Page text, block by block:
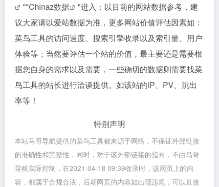
""Chinaz数据
"进入；以目前的网站数据参考，建
议大家请以爱站数据为准，更多网站价值评估因素如：
菜鸟工具的访问速度、搜索引擎收录以及索引量、用户
体验等；当然要评估一个站的价值，最主要还是需要根
据您自身的需求以及需要，一些确切的数据则需要找菜
鸟工具的站长进行洽谈提供。如该站的IP、PV、跳出
率等！
特别声明
本站马哥导航提供的菜鸟工具都来源于网络，不保证外部链接
的准确性和完整性，同时，对于该外部链接的指向，不由马哥
导航实际控制，在2021-04-18 09:39收录时，该网页上的内
容，都属于合规合法，后期网页的内容如出现违规，可以直接